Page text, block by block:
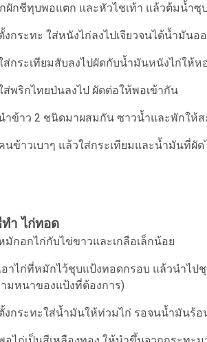
ผักชีทุบพอแตก และหัวไชเท้า แล้วต้มน้ำซุ
งกระทะ ใส่หนังไก่ลงไปเจียวจนได้น้ำมันอ
ส่กระเทียมสับลงไปผัดกับน้ำมันหนังไก่ให้
ส่พริกไทยป่นลงไป ผัดต่อให้พอเข้ากัน
ำข้าว 2 ชนิดมาผสมกัน ซาวน้ำและพักให้
นข้าวเบาๆ แล้วใส่กระเทียมและน้ำมันที่ผัด
ำ ไก่ทอด
มักอกไก่กับไข่ขาวและเกลือเล็กน้อย
อาไก่ที่หมักไว้ชุบแป้งทอดกรอบ แล้วนำไ
มหนาของแป้งที่ต้องการ)
งกระทะใส่น้ำมันให้ท่วมไก่ รอจนน้ำมันร้